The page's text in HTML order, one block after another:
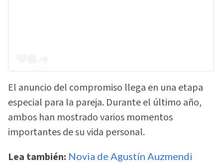
El anuncio del compromiso llega en una etapa
especial para la pareja. Durante el último año,
ambos han mostrado varios momentos
importantes de su vida personal.
Lea también: Novia de Agustín Auzmendi